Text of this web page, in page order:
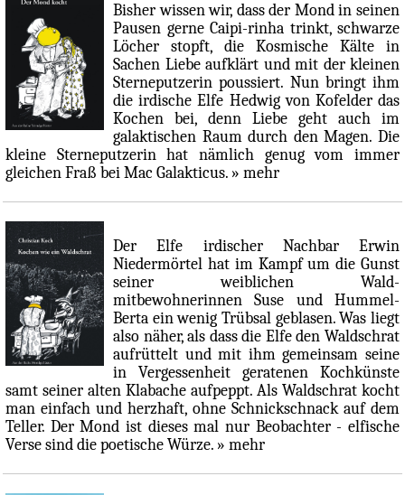
Bisher wissen wir, dass der Mond in seinen
Pausen gerne Caipi-rinha trinkt, schwarze
Löcher stopft, die Kosmische Kälte in
Sachen Liebe aufklärt und mit der kleinen
Sterneputzerin poussiert. Nun bringt ihm
die irdische Elfe Hedwig von Kofelder das
Kochen bei, denn Liebe geht auch im
galaktischen Raum durch den Magen. Die
kleine Sterneputzerin hat nämlich genug vom immer
gleichen Fraß bei Mac Galakticus. » mehr
Der Elfe irdischer Nachbar Erwin
Niedermörtel hat im Kampf um die Gunst
seiner weiblichen Wald-
mitbewohnerinnen Suse und Hummel-
Berta ein wenig Trübsal geblasen. Was liegt
also näher, als dass die Elfe den Waldschrat
aufrüttelt und mit ihm gemeinsam seine
in Vergessenheit geratenen Kochkünste
samt seiner alten Klabache aufpeppt. Als Waldschrat kocht
man einfach und herzhaft, ohne Schnickschnack auf dem
Teller. Der Mond ist dieses mal nur Beobachter - elfische
Verse sind die poetische Würze. » mehr